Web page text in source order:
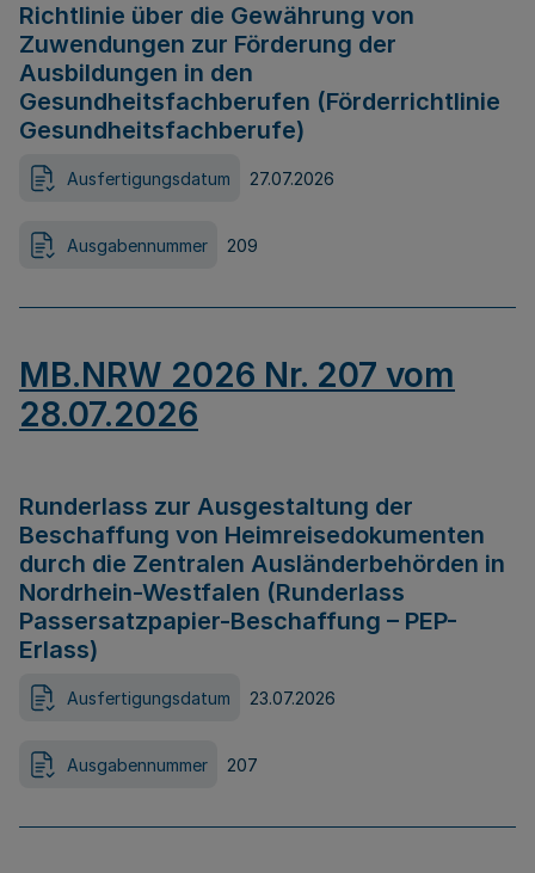
Richtlinie über die Gewährung von
Zuwendungen zur Förderung der
Ausbildungen in den
Gesundheitsfachberufen (Förderrichtlinie
Gesundheitsfachberufe)
Ausfertigungsdatum 27.07.2026
Ausgabennummer 209
MB.NRW 2026 Nr. 207 vom
28.07.2026
Runderlass zur Ausgestaltung der
Beschaffung von Heimreisedokumenten
durch die Zentralen Ausländerbehörden in
Nordrhein-Westfalen (Runderlass
Passersatzpapier-Beschaffung – PEP-
Erlass)
Ausfertigungsdatum 23.07.2026
Ausgabennummer 207